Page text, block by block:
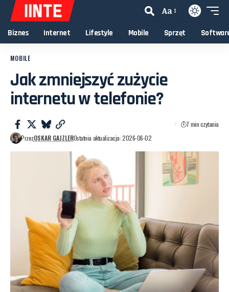
Aa
Biznes Internet Lifestyle Mobile Sprzęt
MOBILE
Jak zmniejszyć zużycie
internetu w telefonie?
PrzezOSKAR GAJZLEROstatnia aktualizacja: 2026-06-02
7 min czytania